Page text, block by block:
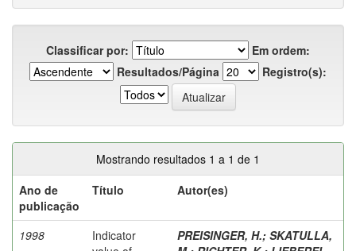
Classificar por:
Em ordem:
Resultados/Página
Registro(s):
Mostrando resultados 1 a 1 de 1
Ano de
publicação
Título Autor(es)
1998
Indicator
PREISINGER, H.; SKATULLA,